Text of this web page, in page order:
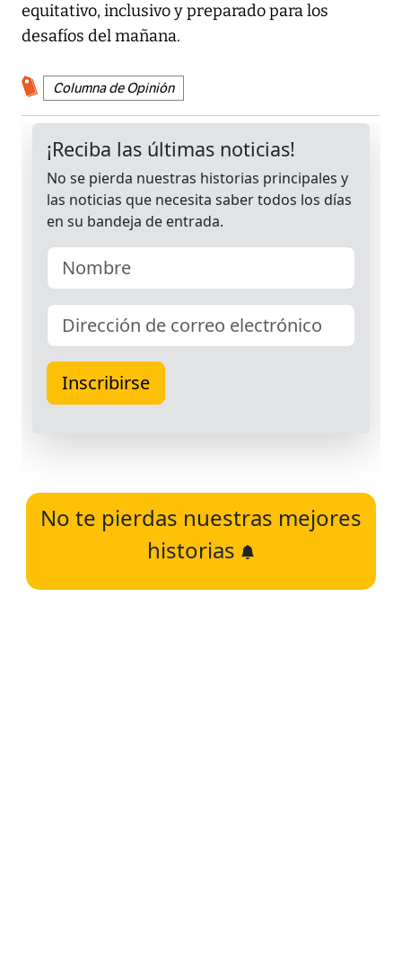
equitativo, inclusivo y preparado para los
desafíos del mañana.
Columna de Opinión
No te pierdas nuestras mejores
historias